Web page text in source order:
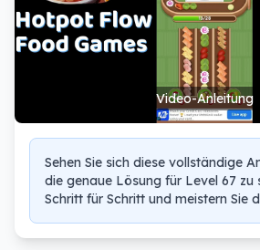
Video-Anleitung
Sehen Sie sich diese vollständige
die genaue Lösung für Level 67 zu
Schritt für Schritt und meistern Sie